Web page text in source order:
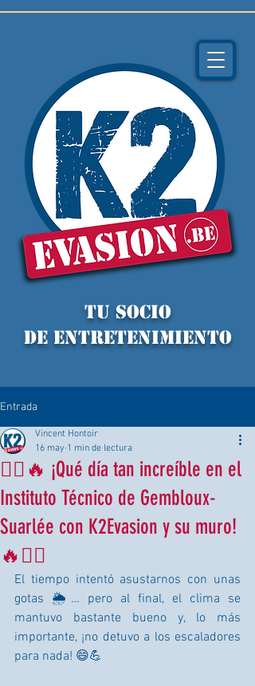
TU socio
de ENTRETENIMIENTO
Entrada
🧗‍♂️🔥 ¡Qué día tan increíble en el
Instituto Técnico de Gembloux-
Suarlée con K2Evasion y su muro!
🔥🧗‍♀️
Vincent Hontoir
16 may 1 min de lectura
El tiempo intentó asustarnos con unas
gotas 🌦️… pero al final, el clima se
mantuvo bastante bueno y, lo más
importante, ¡no detuvo a los escaladores
para nada! 😄💪